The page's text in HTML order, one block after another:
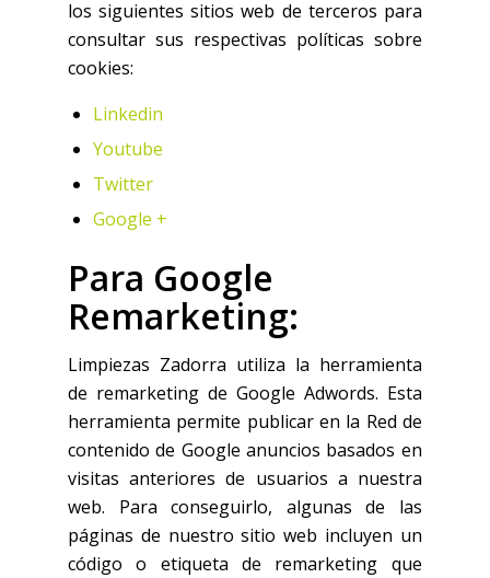
los siguientes sitios web de terceros para
consultar sus respectivas políticas sobre
cookies:
Linkedin
Youtube
Twitter
Google +
Para Google
Remarketing:
Limpiezas Zadorra utiliza la herramienta
de remarketing de Google Adwords. Esta
herramienta permite publicar en la Red de
contenido de Google anuncios basados en
visitas anteriores de usuarios a nuestra
web. Para conseguirlo, algunas de las
páginas de nuestro sitio web incluyen un
código o etiqueta de remarketing que